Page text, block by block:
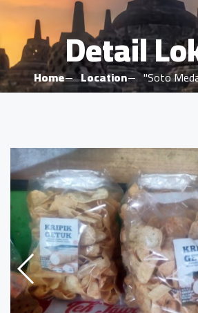
Detail
Home Location "Soto